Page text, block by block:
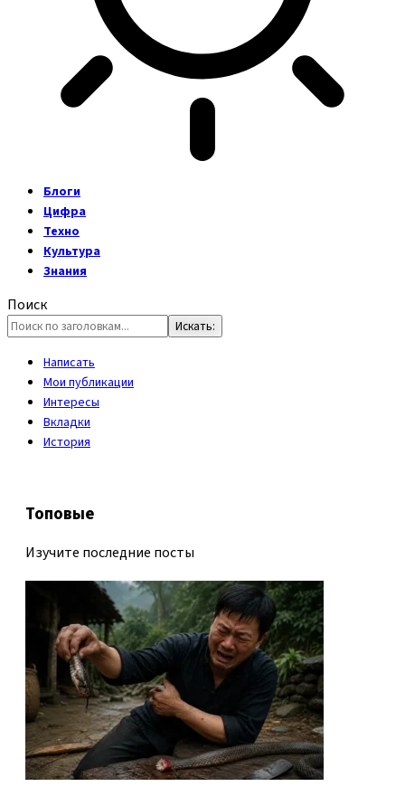
Блоги
Цифра
Техно
Культура
Знания
Поиск
Написать
Мои публикации
Интересы
Вкладки
История
Топовые
Изучите последние посты